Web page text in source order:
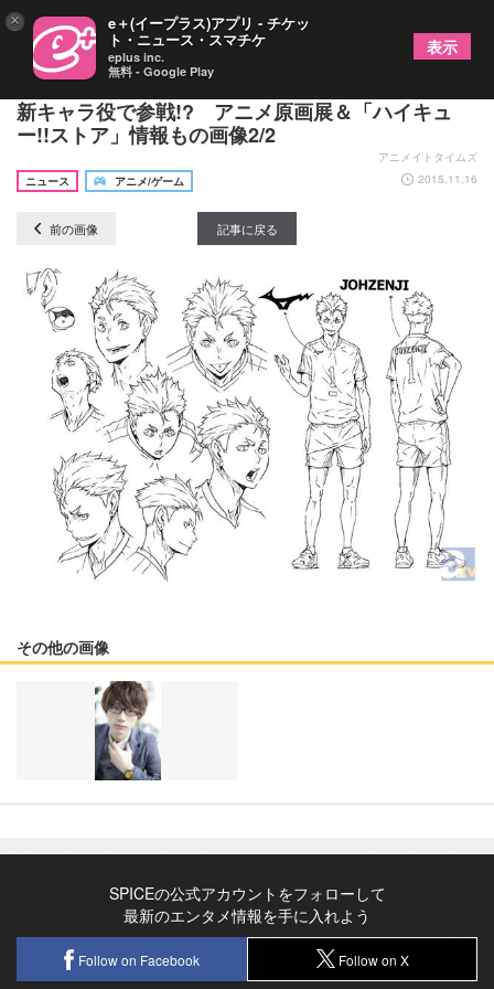
『ハイキュー!! セカンドシーズン』江口拓也さんが
新キャラ役で参戦!? アニメ原画展＆「ハイキュ
ー!!ストア」情報もの画像2/2
アニメイトタイムズ
ニュース
アニメ/ゲーム 2015.11.16
前の画像 記事に戻る
その他の画像
SPICEの公式アカウントをフォローして
最新のエンタメ情報を手に入れよう
Follow on Facebook Follow on X
× e＋(イープラス)アプリ - チケッ
ト・ニュース・スマチケ
eplus inc.
無料 - Google Play
表示